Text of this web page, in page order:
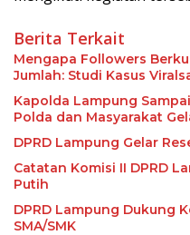
Berita Terkait
Mengapa Followers
Jumlah: Studi Kasus
Kapolda Lampung
Polda dan Masyarakat
DPRD Lampung Gelar
Catatan Komisi II DPRD
Putih
DPRD Lampung Dukung
SMA/SMK